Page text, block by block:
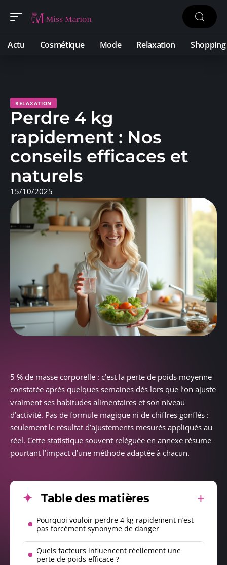
Actu Cosmétique Mode Relaxation Shopping
RELAXATION
Perdre 4 kg
rapidement : Nos
conseils efficaces et
naturels
15/10/2025
5 % de masse corporelle : c’est la perte de poids moyenne
constatée après quelques semaines dès lors que l’on ajuste
vraiment ses habitudes alimentaires et son niveau
d’activité. Pas de formule magique ni de chiffres gonflés :
seulement le résultat d’ajustements mesurés appliqués au
réel. Cette statistique souvent reléguée en annexe résume
pourtant l’impact d’une méthode adaptée à chacun.
Table des matières
Pourquoi vouloir perdre 4 kg rapidement n’est
pas forcément synonyme de danger
Quels facteurs influencent réellement une
perte de poids efficace ?